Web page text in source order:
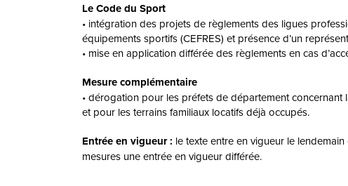
Le Code du Sport
• intégration des projets de règlements des ligues
équipements sportifs (CEFRES) et présence d’un
• mise en application différée des règlements en cas
Mesure complémentaire
• dérogation pour les préfets de département
et pour les terrains familiaux locatifs déjà occupés.
Entrée en vigueur : le texte entre en vigueur le
mesures une entrée en vigueur différée.